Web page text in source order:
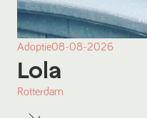
Adoptie08-08-2026
Lola
Rotterdam